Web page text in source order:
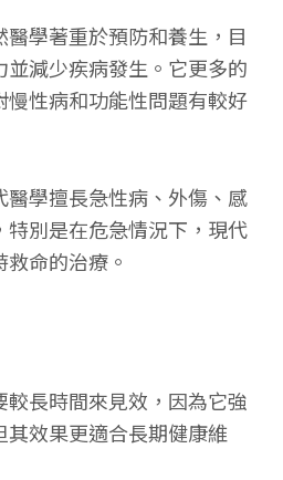
醫學著重於預防和養生，目
並減少疾病發生。它更多的
慢性病和功能性問題有較好
醫學擅長急性病、外傷、感
特別是在危急情況下，現代
命的治療。
較長時間來見效，因為它強
其效果更適合長期健康維